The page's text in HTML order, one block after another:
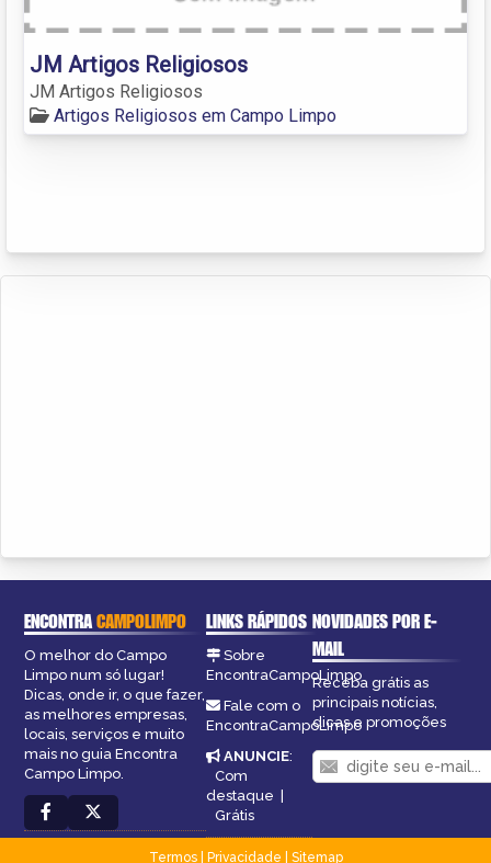
JM Artigos Religiosos
JM Artigos Religiosos
Artigos Religiosos em Campo Limpo
ENCONTRACAMPOLIMPO
O melhor do Campo
Limpo num só lugar!
Dicas, onde ir, o que fazer,
as melhores empresas,
locais, serviços e muito
mais no guia Encontra
Campo Limpo.
LINKS RÁPIDOS
Sobre
EncontraCampoLimpo
Fale com o
EncontraCampoLimpo
ANUNCIE:
Com
destaque |
Grátis
NOVIDADES POR E-
MAIL
Receba grátis as
principais notícias,
dicas e promoções
Termos| Privacidade
Sitemap